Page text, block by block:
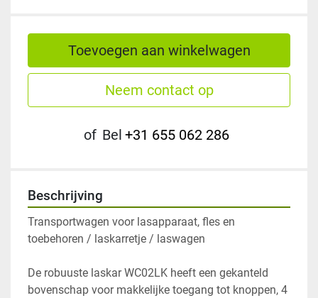
Toevoegen aan winkelwagen
Neem contact op
of Bel +31 655 062 286
Beschrijving
Transportwagen voor lasapparaat, fles en
De robuuste laskar WC02LK heeft een gekanteld
bovenschap voor makkelijke toegang tot knoppen, 4